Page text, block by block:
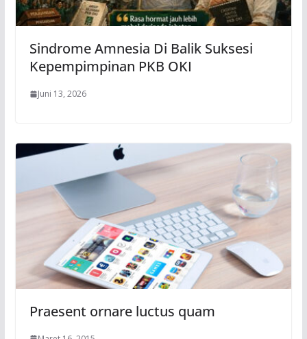
Sindrome Amnesia Di Balik Suksesi
Kepempimpinan PKB OKI
Juni 13, 2026
Praesent ornare luctus quam